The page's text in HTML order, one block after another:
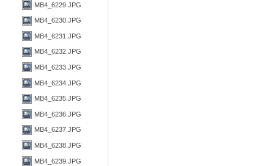
MB4_6229.JPG
MB4_6230.JPG
MB4_6231.JPG
MB4_6232.JPG
MB4_6233.JPG
MB4_6234.JPG
MB4_6235.JPG
MB4_6236.JPG
MB4_6237.JPG
MB4_6238.JPG
MB4_6239.JPG